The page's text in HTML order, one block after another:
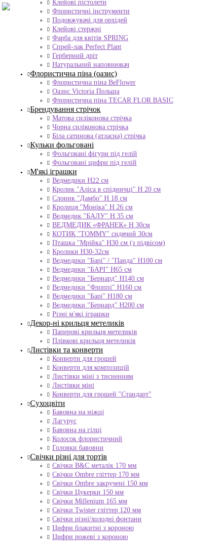
Клейові пістолети
Флористичні інструменти
Подовжувачі для орхідей
Клейові стержні
Фарба для квітів SPRING
Спрей-лак Perfect Plant
Герберний дріт
Натуральний наповнювач
Флористична піна (оазис)
Флористична піна BeFlower
Оазис Victoria Польща
Флористична піна TECAR FLOR BASIC
Брендування стрічок
Матова силіконова стрічка
Чорна силіконова стрічка
Біла сатинова (атласна) стрічка
Кульки фольговані
Фольговані фігури під гелій
Фольговані цифри під гелій
М'які іграшки
Ведмедики H22 см
Кролик "Аліса в спідничці" Н 20 см
Слоник "Дамбо" Н 18 см
Кролиця "Моніка" Н 26 см
Ведмедик "БАЛУ" Н 35 см
ВЕДМЕДИК «ФРАНЕК» H 30см
КОТИК "ТОMMY" сидячий 30см
Пташка "Мрійка" Н30 см (з підвісом)
Кролики Н30-32см
Ведмедики "Барі" / "Панда" Н100 см
Ведмедики "БАРІ" Н65 см
Ведмедики "Бернард" Н140 см
Ведмедики "Флоппі" Н160 см
Ведмедики "Барі" Н180 см
Ведмедики "Бернард" Н200 см
Різні м'які іграшки
Декор-ні крильця метеликів
Паперові крильця метеликів
Плівкові крильця метеликів
Листівки та конверти
Конверти для грошей
Конверти для композицій
Листівки міні з тисненням
Листівки міні
Конверти для грошей "Стандарт"
Сухоцвіти
Бавовна на ніжці
Лагурус
Бавовна на гілці
Колосок флористичний
Головки бавовни
Свічки різні для тортів
Свічки B&C металік 170 мм
Свічки Ombre гліттер 170 мм
Свічки Ombre закручені 150 мм
Свічки Цукерки 150 мм
Свічки Millenium 165 мм
Свічки Twister гліттер 120 мм
Свічки різні/холодні фонтани
Цифри блакитні з короною
Цифри рожеві з короною